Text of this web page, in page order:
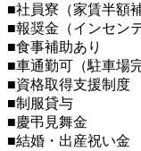
■社員寮（家賃半額
■報奨金（インセン
■食事補助あり
■車通勤可（駐車場
■資格取得支援制度
■制服貸与
■慶弔見舞金
■結婚・出産祝い金